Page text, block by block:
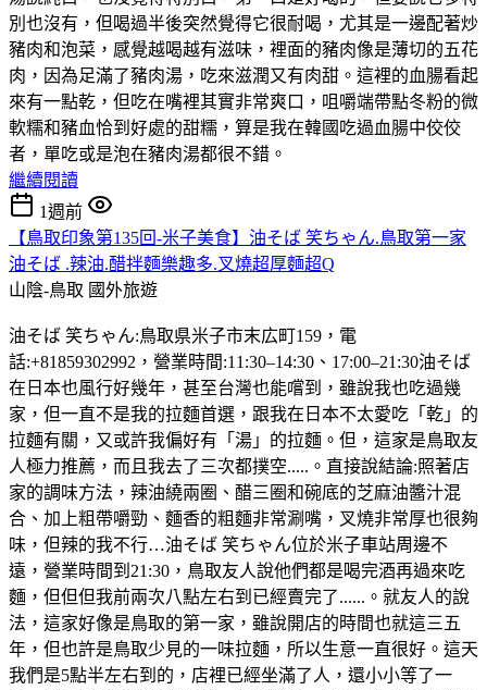
別也沒有，但喝過半後突然覺得它很耐喝，尤其是一邊配著炒
豬肉和泡菜，感覺越喝越有滋味，裡面的豬肉像是薄切的五花
肉，因為足滿了豬肉湯，吃來滋潤又有肉甜。這裡的血腸看起
來有一點乾，但吃在嘴裡其實非常爽口，咀嚼端帶點冬粉的微
軟糯和豬血恰到好處的甜糯，算是我在韓國吃過血腸中佼佼
者，單吃或是泡在豬肉湯都很不錯。
繼續閱讀
1週前
【鳥取印象第135回-米子美食】油そば 笑ちゃん.鳥取第一家
油そば .辣油.醋拌麵樂趣多.叉燒超厚麵超Q
山陰-鳥取 國外旅遊
油そば 笑ちゃん:鳥取県米子市末広町159，電
話:+81859302992，營業時間:11:30–14:30、17:00–21:30油そば
在日本也風行好幾年，甚至台灣也能嚐到，雖說我也吃過幾
家，但一直不是我的拉麵首選，跟我在日本不太愛吃「乾」的
拉麵有關，又或許我偏好有「湯」的拉麵。但，這家是鳥取友
人極力推薦，而且我去了三次都撲空.....。直接說結論:照著店
家的調味方法，辣油繞兩圈、醋三圈和碗底的芝麻油醬汁混
合、加上粗帶嚼勁、麵香的粗麵非常涮嘴，叉燒非常厚也很夠
味，但辣的我不行…油そば 笑ちゃん位於米子車站周邊不
遠，營業時間到21:30，鳥取友人說他們都是喝完酒再過來吃
麵，但但但我前兩次八點左右到已經賣完了......。就友人的說
法，這家好像是鳥取的第一家，雖說開店的時間也就這三五
年，但也許是鳥取少見的一味拉麵，所以生意一直很好。這天
我們是5點半左右到的，店裡已經坐滿了人，還小小等了一